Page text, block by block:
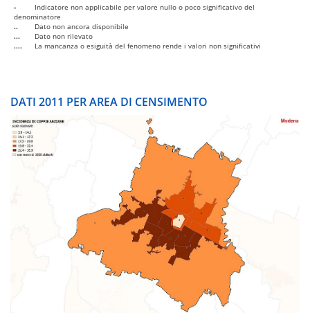
-
Indicatore non applicabile per valore nullo o poco significativo del
denominatore
..
Dato non ancora disponibile
...
Dato non rilevato
....
La mancanza o esiguità del fenomeno rende i valori non significativi
DATI 2011 PER AREA DI CENSIMENTO